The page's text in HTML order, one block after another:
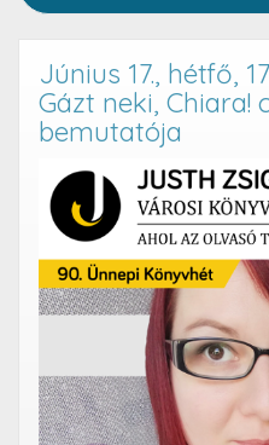
Június 17., hétfő,
Gázt neki, Chiara!
bemutatója